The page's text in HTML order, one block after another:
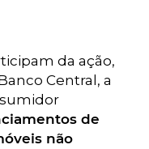
da ação,
Central, a
de
não